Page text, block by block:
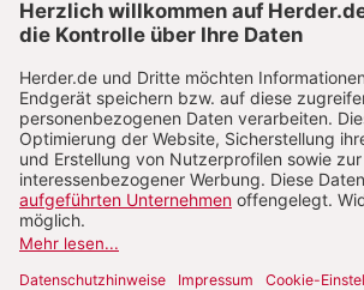
Widerrufsbelehrung Zeitschriften
Datenschutz Social Media
Vertrag widerrufen